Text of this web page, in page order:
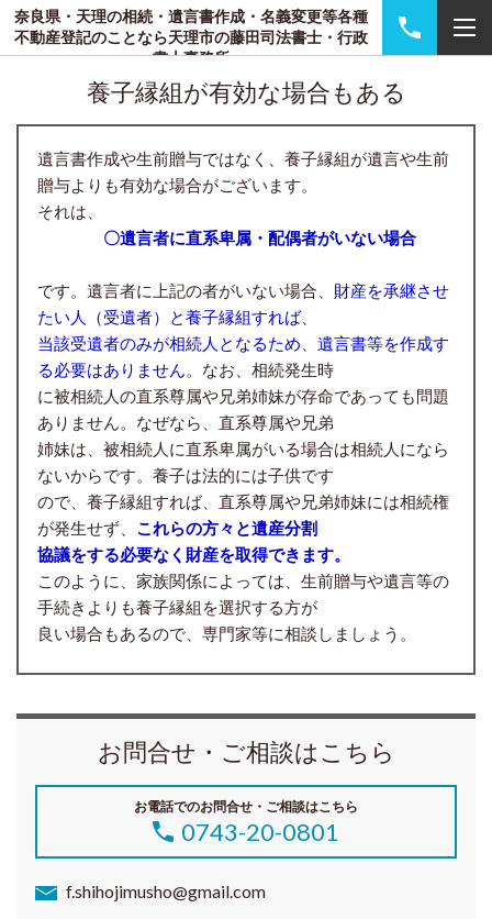
奈良県・天理の相続・遺言書作成・名義変更等各種
不動産登記のことなら天理市の藤田司法書士・行政
書士事務所
養子縁組が有効な場合もある
遺言書作成や生前贈与ではなく、養子縁組が遺言や生前
贈与よりも有効な場合がございます。
それは、
〇遺言者に直系卑属・配偶者がいない場合
です。遺言者に上記の者がいない場合、 財産を承継させ
たい人（受遺者）と養子縁組すれば、
当該受遺者のみが相続人となるため、遺言書等を作成す
る必要はありません
。なお、相続発生時
に被相続人の直系尊属や兄弟姉妹が存命であっても問題
ありません。なぜなら、直系尊属や兄弟
姉妹は、被相続人に直系卑属がいる場合は相続人になら
ないからです。養子は法的には子供です
ので、養子縁組すれば、直系尊属や兄弟姉妹には相続権
が発生せず、
これらの方々と遺産分割
協議をする必要なく財産を取得できます。
このように、家族関係によっては、生前贈与や遺言等の
手続きよりも養子縁組を選択する方が
良い場合もあるので、専門家等に相談しましょう。
お問合せ・ご相談はこちら
お電話でのお問合せ・ご相談はこちら
0743-20-0801
f.shihojimusho@gmail.com